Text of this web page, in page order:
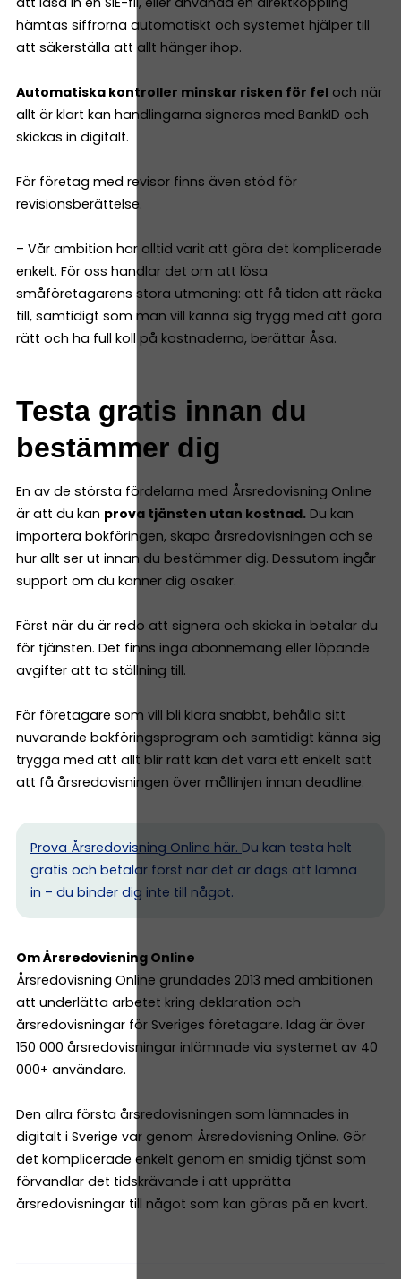
hämtas siffrorna automatiskt och systemet hjälper till
att säkerställa att allt hänger ihop.
Automatiska kontroller minskar risken för fel och när
allt är klart kan handlingarna signeras med BankID och
skickas in digitalt.
För företag med revisor finns även stöd för
revisionsberättelse.
– Vår ambition har alltid varit att göra det komplicerade
enkelt. För oss handlar det om att lösa
småföretagarens stora utmaning: att få tiden att räcka
till, samtidigt som man vill känna sig trygg med att göra
rätt och ha full koll på kostnaderna, berättar Åsa.
Testa gratis innan du
bestämmer dig
En av de största fördelarna med Årsredovisning Online
är att du kan prova tjänsten utan kostnad. Du kan
importera bokföringen, skapa årsredovisningen och se
hur allt ser ut innan du bestämmer dig. Dessutom ingår
support om du känner dig osäker.
Först när du är redo att signera och skicka in betalar du
för tjänsten. Det finns inga abonnemang eller löpande
avgifter att ta ställning till.
För företagare som vill bli klara snabbt, behålla sitt
nuvarande bokföringsprogram och samtidigt känna sig
trygga med att allt blir rätt kan det vara ett enkelt sätt
att få årsredovisningen över mållinjen innan deadline.
Prova Årsredovisning Online här. Du kan testa helt
gratis och betalar först när det är dags att lämna
in – du binder dig inte till något.
Om Årsredovisning Online
Årsredovisning Online grundades 2013 med ambitionen
att underlätta arbetet kring deklaration och
årsredovisningar för Sveriges företagare. Idag är över
150 000 årsredovisningar inlämnade via systemet av 40
000+ användare.
Den allra första årsredovisningen som lämnades in
digitalt i Sverige var genom Årsredovisning Online. Gör
det komplicerade enkelt genom en smidig tjänst som
förvandlar det tidskrävande i att upprätta
årsredovisningar till något som kan göras på en kvart.